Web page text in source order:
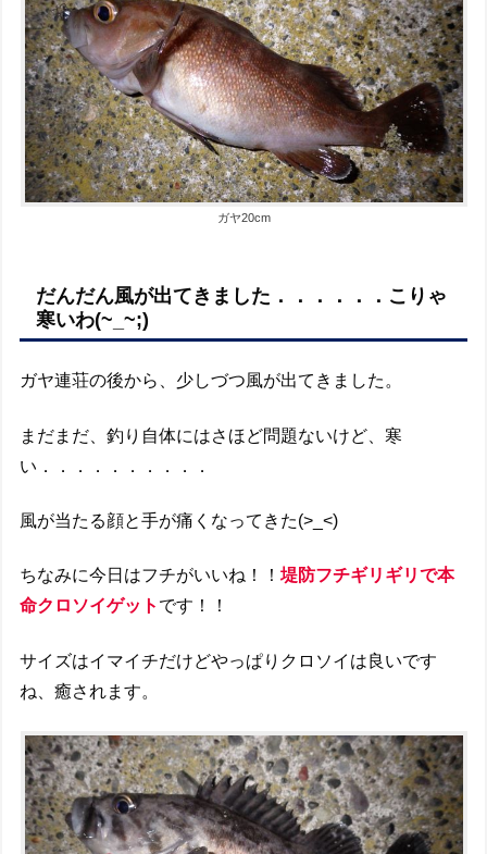
ガヤ20cm
だんだん風が出てきました．．．．．．こりゃ
寒いわ(~_~;)
ガヤ連荘の後から、少しづつ風が出てきました。
まだまだ、釣り自体にはさほど問題ないけど、寒
い．．．．．．．．．．
風が当たる顔と手が痛くなってきた(>_<)
ちなみに今日はフチがいいね！！堤防フチギリギリで本
命クロソイゲット です！！
サイズはイマイチだけどやっぱりクロソイは良いです
ね、癒されます。